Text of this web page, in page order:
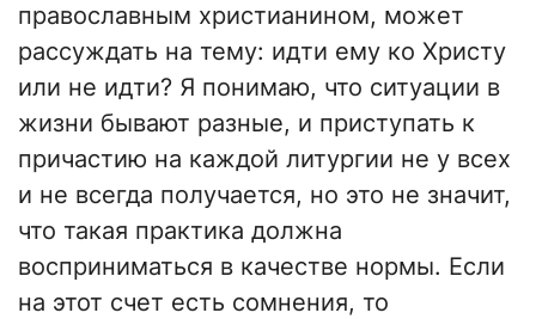
православным христианином, может
рассуждать на тему: идти ему ко Христу
или не идти? Я понимаю, что ситуации в
жизни бывают разные, и приступать к
причастию на каждой литургии не у всех
и не всегда получается, но это не значит,
что такая практика должна
восприниматься в качестве нормы. Если
на этот счет есть сомнения, то